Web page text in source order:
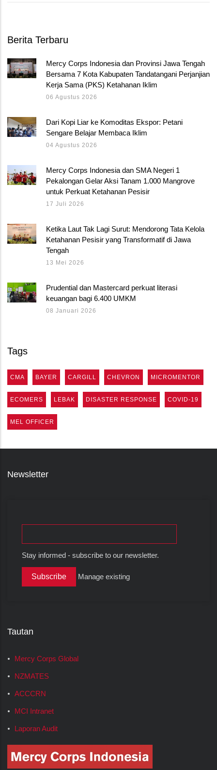
Berita Terbaru
Mercy Corps Indonesia dan Provinsi Jawa Tengah
Bersama 7 Kota Kabupaten Tandatangani Perjanjian
Kerja Sama (PKS) Ketahanan Iklim
06 Agustus 2026
Dari Kopi Liar ke Komoditas Ekspor: Petani
Sengare Belajar Membaca Iklim
04 Agustus 2026
Mercy Corps Indonesia dan SMA Negeri 1
Pekalongan Gelar Aksi Tanam 1.000 Mangrove
untuk Perkuat Ketahanan Pesisir
17 Juli 2026
Ketika Laut Tak Lagi Surut: Mendorong Tata Kelola
Ketahanan Pesisir yang Transformatif di Jawa
Tengah
13 Mei 2026
Prudential dan Mastercard perkuat literasi
keuangan bagi 6.400 UMKM
08 Januari 2026
Tags
CMA BAYER CARGILL CHEVRON MICROMENTOR
ECOMERS LEBAK DISASTER RESPONSE COVID-19
MEL OFFICER
Newsletter
Stay informed - subscribe to our newsletter.
Manage existing
Tautan
Mercy Corps Global
NZMATES
ACCCRN
MCI Intranet
Laporan Audit